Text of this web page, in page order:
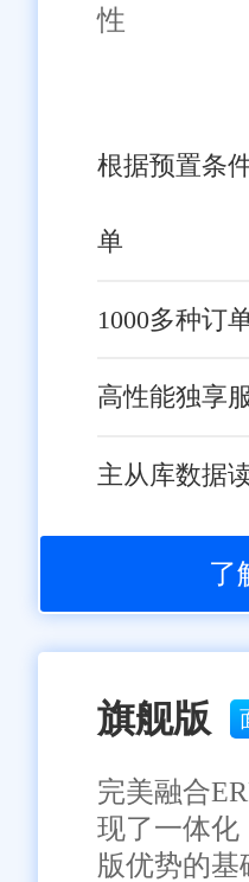
性
根据预置条
单
1000多种订
高性能独享
主从库数据
了
旗舰版
完美融合
现了一体化
版优势的基